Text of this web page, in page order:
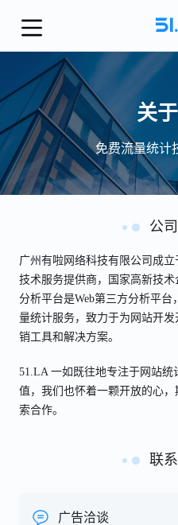
关
免费流量统计
公
广州有啦网络科技有限公司成
技术服务提供商，国家高新技
分析平台是Web第三方分析平
量统计服务，致力于为网站开
销工具和解决方案。
51.LA 一如既往地专注于网站
值，我们也怀着一颗开放的心
索合作。
联系
广告洽谈